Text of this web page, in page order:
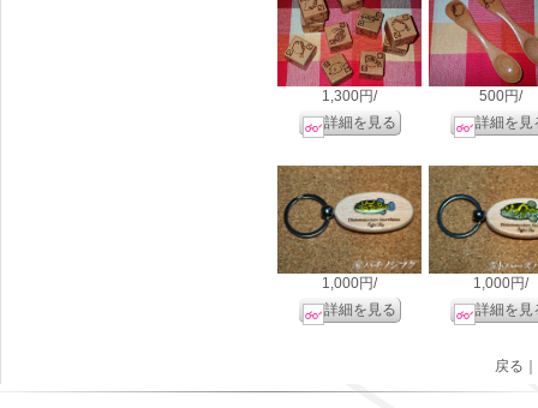
1,300円/
詳細を見る
500円/
詳細を見
1,000円/
詳細を見る
1,000円/
詳細を見
戻る｜